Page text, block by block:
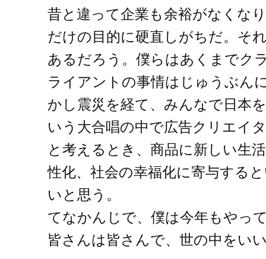
昔と違って企業も余裕がなくな
だけの目的に硬直しがちだ。そ
あるだろう。僕らはあくまでク
ライアントの事情はじゅうぶん
かし震災を経て、みんなで日本
いう大合唱の中で広告クリエイ
と考えるとき、商品に新しい生
性化、社会の幸福化に寄与する
いと思う。
てなかんじで、僕は今年もやっ
皆さんは皆さんで、世の中をい